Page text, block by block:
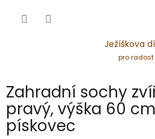
Ježíškova
pro radost
Zahradní sochy
pravý, výška 60
pískovec